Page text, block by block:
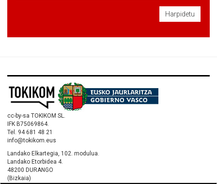
Harpidetu
cc-by-sa TOKIKOM SL.
IFK B75069864.
Tel. 94 681 48 21
info@tokikom.eus
Landako Elkartegia, 102. modulua.
Landako Etorbidea 4.
48200 DURANGO
(Bizkaia)